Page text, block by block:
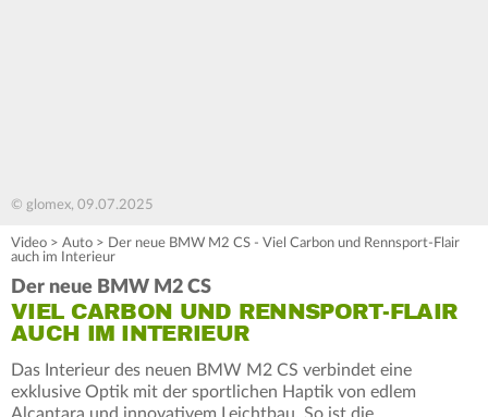
© glomex, 09.07.2025
Video > Auto > Der neue BMW M2 CS - Viel Carbon und Rennsport-Flair
auch im Interieur
Der neue BMW M2 CS
VIEL CARBON UND RENNSPORT-FLAIR
AUCH IM INTERIEUR
Das Interieur des neuen BMW M2 CS verbindet eine
exklusive Optik mit der sportlichen Haptik von edlem